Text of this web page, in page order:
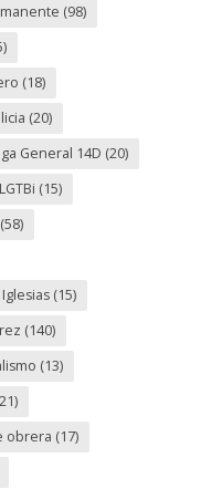
(98)
(18)
(20)
General 14D (20)
LGTBi (15)
(58)
(15)
(140)
(13)
obrera (17)